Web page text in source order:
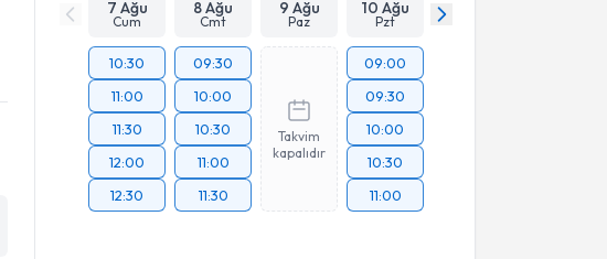
7 Ağu
Cum
8 Ağu
Cmt
9 Ağu
Paz
10 Ağu
Pzt
10:30
11:00
11:30
12:00
12:30
09:30
10:00
10:30
11:00
11:30
Takvim
kapalıdır
09:00
09:30
10:00
10:30
11:00